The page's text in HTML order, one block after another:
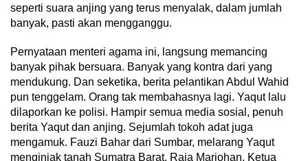
seperti suara anjing yang terus menyalak, dalam jumlah
banyak, pasti akan mengganggu.
Pernyataan menteri agama ini, langsung memancing
banyak pihak bersuara. Banyak yang kontra dari yang
mendukung. Dan seketika, berita pelantikan Abdul Wahid
pun tenggelam. Orang tak membahasnya lagi. Yaqut lalu
dilaporkan ke polisi. Hampir semua media sosial, penuh
berita Yaqut dan anjing. Sejumlah tokoh adat juga
mengamuk. Fauzi Bahar dari Sumbar, melarang Yaqut
menginjak tanah Sumatra Barat. Raja Marjohan, Ketua